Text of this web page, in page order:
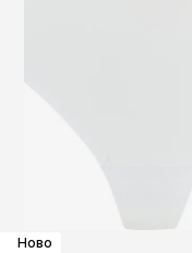
Ново